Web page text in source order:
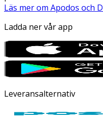
Läs mer om Apodos och
Ladda ner vår app
Leveransalternativ